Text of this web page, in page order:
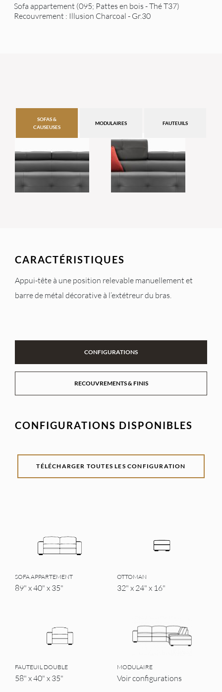
Sofa appartement (095; Pattes en bois - Thé T37)
Recouvrement : Illusion Charcoal - Gr.30
SOFAS &
CAUSEUSES
MODULAIRES FAUTEUILS
CARACTÉRISTIQUES
Appui-tête à une position relevable manuellement et
barre de métal décorative à l’extétreur du bras.
CONFIGURATIONS
RECOUVREMENTS & FINIS
CONFIGURATIONS DISPONIBLES
TÉLÉCHARGER TOUTES LES CONFIGURATION
SOFA APPARTEMENT
89" x 40" x 35"
OTTOMAN
32" x 24" x 16"
FAUTEUIL DOUBLE
58" x 40" x 35"
MODULAIRE
Voir configurations